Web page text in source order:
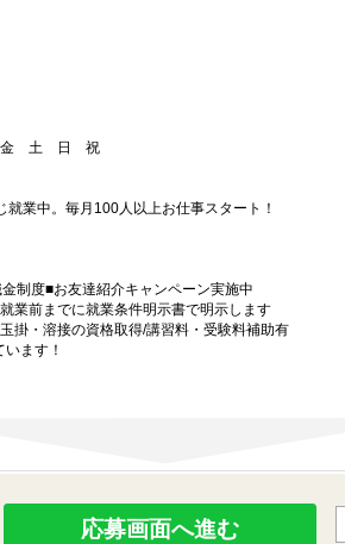
金 土 日 祝
業中。毎月100人以上お仕事スタート！
制度■お友達紹介キャンペーン実施中
業前までに就業条件明示書で明示します
掛・溶接の資格取得/講習料・受験料補助有
ます！
応募画面へ進む